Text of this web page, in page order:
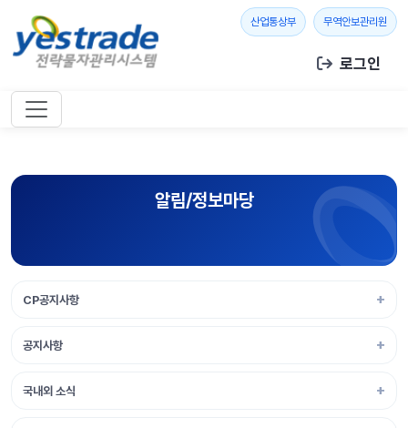
산업통상부새 창 열기무역안보관리원 새
로그인
알림/정보마당
CP공지사항
공지사항
국내외 소식